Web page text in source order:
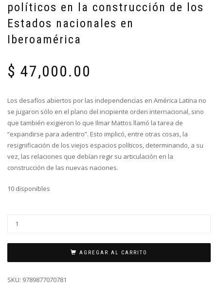
políticos en la construcción de los
Estados nacionales en
Iberoamérica
$ 47,000.00
Los desafíos abiertos por las independencias en América Latina no
se jugaron sólo en el plano del incipiente orden internacional, sino
que también exigieron lo que Ilmar Mattos llamó la tarea de
“expandirse para adentro”. Esto implicó, entre otras cosas, la
resignificación de los viejos espacios políticos, determinando, a su
vez, las relaciones que debían regir su articulación en la
construcción de las nuevas naciones.
10 disponibles
AGREGAR AL CARRITO
SKU: 9789877070781